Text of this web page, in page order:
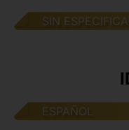
SIN
ESPAÑOL